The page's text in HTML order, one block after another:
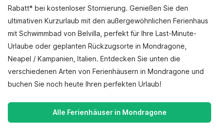
Rabatt* bei kostenloser Stornierung. Genießen Sie den
ultimativen Kurzurlaub mit den außergewöhnlichen Ferienhaus
mit Schwimmbad von Belvilla, perfekt für Ihre Last-Minute-
Urlaube oder geplanten Rückzugsorte in Mondragone,
Neapel / Kampanien, Italien. Entdecken Sie unten die
verschiedenen Arten von Ferienhäusern in Mondragone und
buchen Sie noch heute Ihren perfekten Urlaub!
Alle Ferienhäuser in Mondragone